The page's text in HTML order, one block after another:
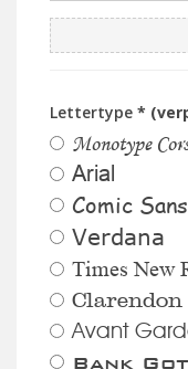
Lettertype *
Monotype
Arial
Comic Sans
Verdana
Times New
Clarendon
Avant
Bank